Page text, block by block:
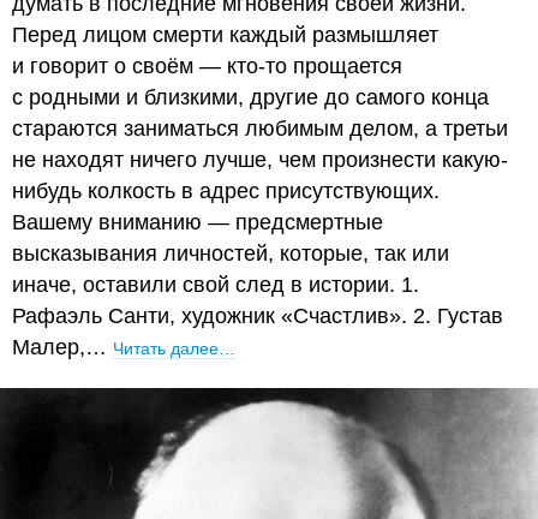
Перед лицом смерти каждый размышляет
и говорит о своём — кто-то прощается
с родными и близкими, другие до самого конца
стараются заниматься любимым делом, а третьи
не находят ничего лучше, чем произнести какую-
нибудь колкость в адрес присутствующих.
Вашему вниманию — предсмертные
высказывания личностей, которые, так или
иначе, оставили свой след в истории. 1.
Рафаэль Санти, художник «Счастлив». 2. Густав
Малер,… Читать далее…